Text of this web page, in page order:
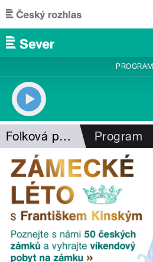
Přejít k hlavnímu obsahu
PROGRAM
Folková pohlazení Program